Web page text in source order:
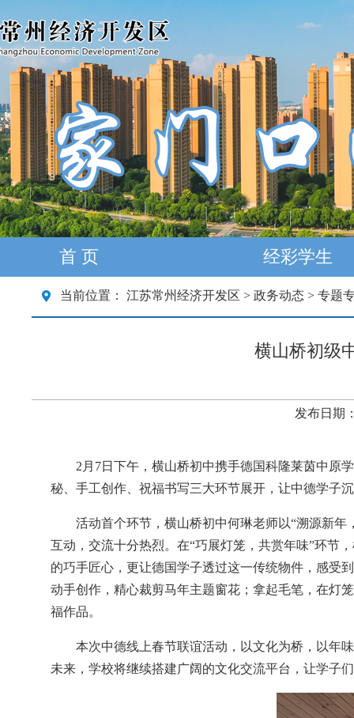
首 页 经彩学生
当前位置： 江苏常州经济开发区 > 政务动态 > 专题
横山桥初级
发布日期
2月7日下午，横山桥初中携手德国科隆莱茵中原
秘、手工创作、祝福书写三大环节展开，让中德学子
活动首个环节，横山桥初中何琳老师以“溯源新
互动，交流十分热烈。在“巧展灯笼，共赏年味”环节
的巧手匠心，更让德国学子透过这一传统物件，感受
动手创作，精心裁剪马年主题窗花；拿起毛笔，在灯
福作品。
本次中德线上春节联谊活动，以文化为桥，以年
未来，学校将继续搭建广阔的文化交流平台，让学子